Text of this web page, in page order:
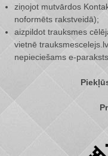
ziņojot mutvārdos
noformēts rakstveidā);
aizpildot trauksmes
vietnētrauksmescelejs.lv
nepieciešams e-